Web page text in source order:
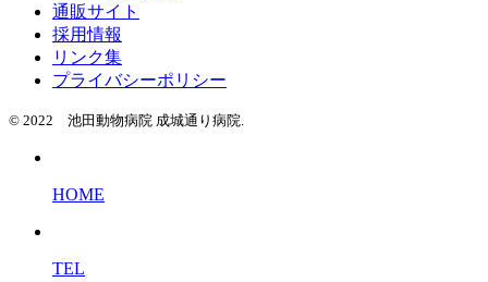
通販サイト
採用情報
リンク集
プライバシーポリシー
© 2022 池田動物病院 成城通り病院.
HOME
TEL